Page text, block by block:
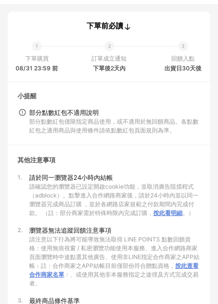
下單前必讀
下單購買
08/31 23:59 前
訂單成立通知
下單後2天內
回饋入點
出貨日30天後
小提醒
部分點數紅包不適用說明
部分點數紅包僅限指定商品使用，或不適用於無回饋商品。各點數
紅包之適用商品與使用條件請依點數紅包頁面規則為準。
其他注意事項
1. 請於同一瀏覽器24小時內結帳
請確認您的瀏覽器已設定開啟cookie功能，並取消廣告阻擋程式
（adblock）。點擊進入合作網路商家後，請於24小時內並以同一
瀏覽器完成商品訂購 ，並於各網路店家規範之付款期間內完成付
款。 （註：部分商家需於特殊時限內完成訂購， 按此看明細。）
2. 瀏覽器無法追蹤回饋注意事項
請注意以下行為將可能導致無法取得 LINE POINTS 點數回饋資
格：使用無痕視窗 / 私密瀏覽功能使用本服務、進入合作網路商家
頁面瀏覽時中途點選其他廣告、使用非LINE指定合作商家之APP結
帳﹙註：合作商家之APP結帳目前僅部份符合贈點資格， 按此查看
合作商家名單 ﹚、或使用其他非本服務指定之途徑及方式完成交易
者。
3. 最終商品條件基準